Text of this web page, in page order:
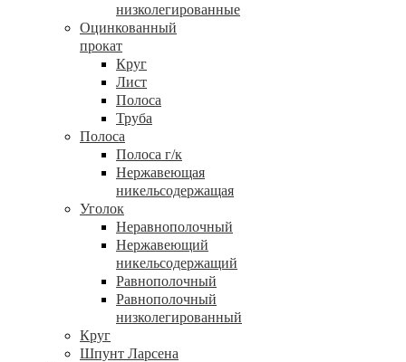
низколегированные
Оцинкованный
прокат
Круг
Лист
Полоса
Труба
Полоса
Полоса г/к
Нержавеющая
никельсодержащая
Уголок
Неравнополочный
Нержавеющий
никельсодержащий
Равнополочный
Равнополочный
низколегированный
Круг
Шпунт Ларсена